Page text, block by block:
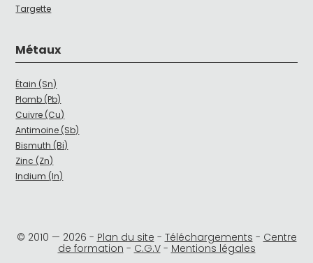
Targette
Métaux
Étain (Sn)
Plomb (Pb)
Cuivre (Cu)
Antimoine (Sb)
Bismuth (Bi)
Zinc (Zn)
Indium (In)
© 2010 — 2026 - Plan du site - Téléchargements - Centre
de formation - C.G.V- Mentions légales